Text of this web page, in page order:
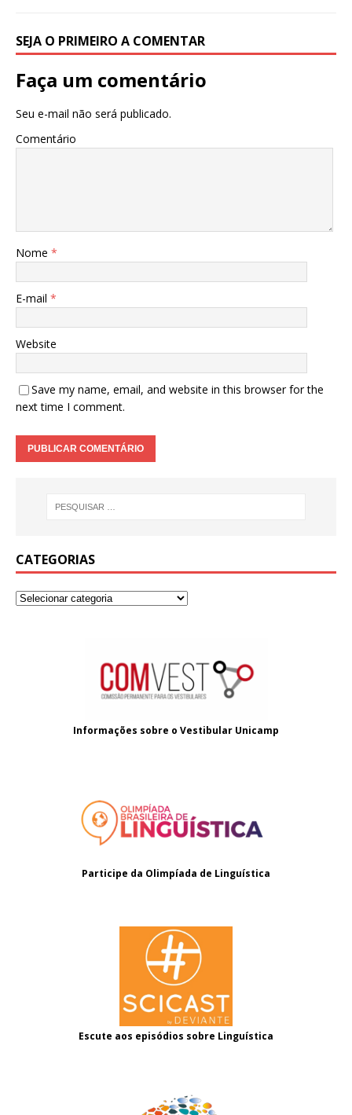
SEJA O PRIMEIRO A COMENTAR
Faça um comentário
Seu e-mail não será publicado.
Comentário
Nome *
E-mail *
Website
Save my name, email, and website in this browser for the
next time I comment.
CATEGORIAS
Informações sobre o Vestibular Unicamp
Participe da Olimpíada de Linguística
Escute aos episódios sobre Linguística